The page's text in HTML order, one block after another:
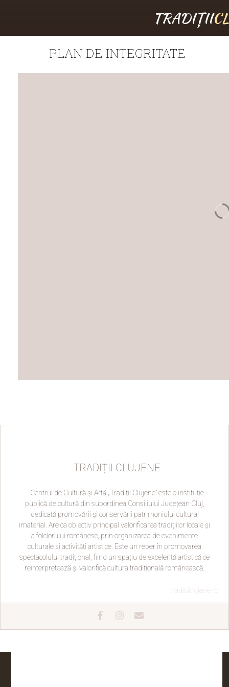
TRADIȚII
PLAN DE INTEGRITATE
TRADIȚII CLUJENE
Centrul de Cultură și Artă „Tradiții Clujene” este o instituție
publică de cultură din subordinea Consiliului Județean Cluj,
dedicată promovării și conservării patrimoniului cultural
imaterial. Are ca obiectiv principal valorificarea tradițiilor locale și
a folclorului românesc, prin organizarea de evenimente
culturale și activități artistice. Este un reper în promovarea
spectacolului tradițional, fiind un spațiu de excelență artistică ce
reinterpretează și valorifică cultura tradițională românească.
traditiiclujene.ro